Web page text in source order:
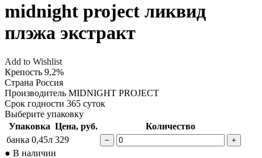
midnight project ликвид
плэжа экстракт
Add to Wishlist
Крепость 9,2%
Страна Россия
Производитель MIDNIGHT PROJECT
Срок годности 365 суток
Выберите упаковку
Упаковка Цена, руб.
Количество
банка 0,45л 329 − +
● В наличии